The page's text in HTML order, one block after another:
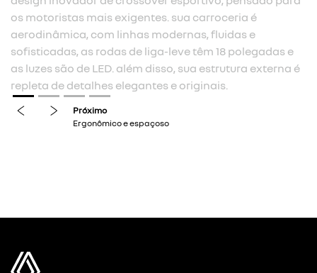
os motoristas mais exigentes. sua carroceria é
aerodinâmica, com linhas modernas, fluidas e
sofisticadas, as rodas de liga-leve têm 18 polegadas e
as luzes são de LED. além disso, sua estrutura externa é
repleta de detalhes elegantes e originais.
previous nextPróximo
Ergonômico e espaçoso